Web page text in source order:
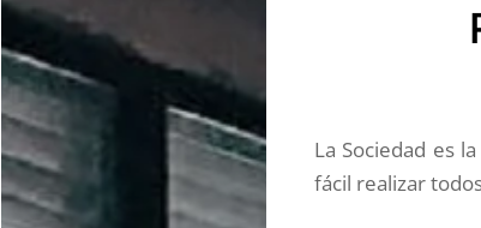
La Sociedad es
fácil realizar